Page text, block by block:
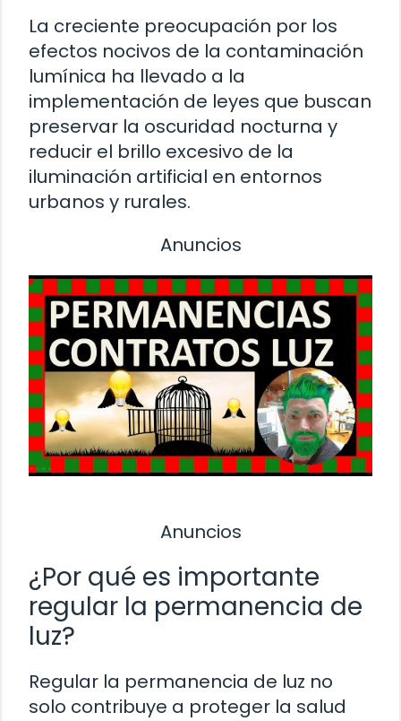
La creciente preocupación por los
efectos nocivos de la contaminación
lumínica ha llevado a la
implementación de leyes que buscan
preservar la oscuridad nocturna y
reducir el brillo excesivo de la
iluminación artificial en entornos
urbanos y rurales.
Anuncios
Anuncios
¿Por qué es importante
regular la permanencia de
luz?
Regular la permanencia de luz no
solo contribuye a proteger la salud